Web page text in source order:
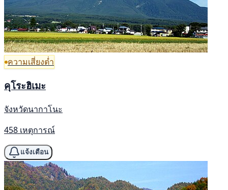
ความเสี่ยงต่ำ
คุโระฮิเมะ
จังหวัดนากาโนะ
458 เหตุการณ์
แจ้งเตือน